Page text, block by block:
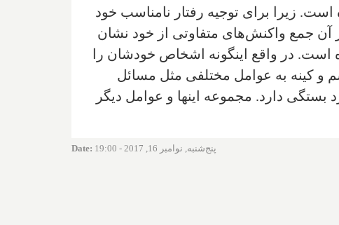
زیرا برای توجیه رفتار نامناسب خود
آن جمع واکنش‌های متفاوتی از خود نشان
در واقع اینگونه اشخاص خودشان را
و کینه به عوامل مختلفی مثل مسائل
دارد. مجموعه اینها و عوامل دیگر
Date: پنج‌شنبه, نوامبر 16, 2017 - 19:00